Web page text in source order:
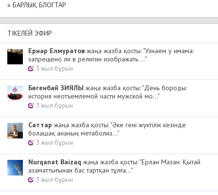
» БАРЛЫҚ БЛОГТАР
ТІКЕЛЕЙ ЭФИР
Ернар Елмуратов жаңа жазба қосты: "Узнаем у имама:
запрещено ли в религии изображать ..."
3 жыл бұрын
Бөгенбай ЗИЯЛЫ жаңа жазба қосты: "День бороды:
история неотъемлемой части мужской мо..."
3 жыл бұрын
Cаттар жаңа жазба қосты: "Әке гені жүктілік кезінде
болашақ ананың метаболиз..."
3 жыл бұрын
Nurqanat Baizaq жаңа жазба қосты: "Ерлан Мазан: Қытай
азаматтығынан бас тартқан тұлға..."
3 жыл бұрын